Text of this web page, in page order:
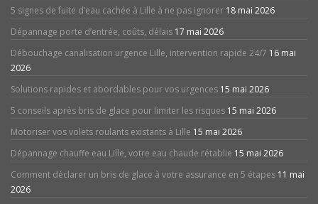
5 signes de fuite d’eau cachée à Lille à ne pas ignorer 18 mai 2026
Dépannage porte d’entrée, coûts, délais 17 mai 2026
Débouchage canalisation urgence Lille, intervention rapide 24/7 16 mai
2026
Solutions rapides et abordables pour vos urgences 15 mai 2026
5 conseils après bris de glace pour limiter les risques 15 mai 2026
Motoriser vos volets roulants existants à Lille 15 mai 2026
Dépannage chauffe eau Lille, votre eau chaude rétablie 15 mai 2026
Comment déclarer un bris de glace à votre assurance en 5 étapes 11 mai
2026